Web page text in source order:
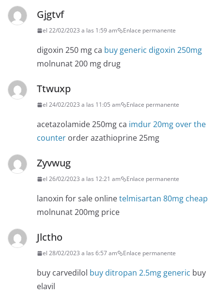
Gjgtvf
el 22/02/2023 a las 1:59 am Enlace permanente
digoxin 250 mg ca buy generic digoxin 250mg
molnunat 200 mg drug
Ttwuxp
el 24/02/2023 a las 11:05 am Enlace permanente
acetazolamide 250mg ca imdur 20mg over the
counter order azathioprine 25mg
Zyvwug
el 26/02/2023 a las 12:21 am Enlace permanente
lanoxin for sale onlinetelmisartan 80mg cheap
molnunat 200mg price
Jlctho
el 28/02/2023 a las 6:57 am Enlace permanente
buy carvedilol buy ditropan 2.5mg generic buy
elavil